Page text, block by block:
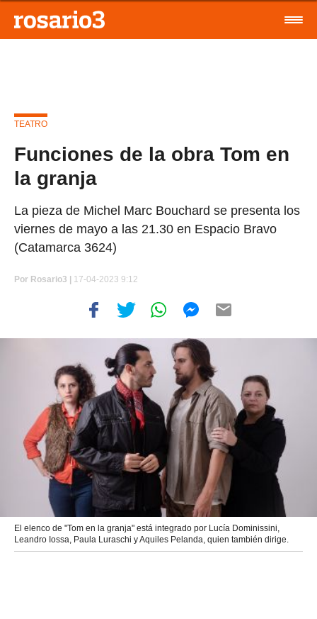
TEATRO
Funciones de la obra Tom en
la granja
La pieza de Michel Marc Bouchard se presenta los
viernes de mayo a las 21.30 en Espacio Bravo
(Catamarca 3624)
Por Rosario3 | 17-04-2023 9:12
El elenco de "Tom en la granja" está integrado por Lucía Dominissini,
Leandro Iossa, Paula Luraschi y Aquiles Pelanda, quien también dirige.